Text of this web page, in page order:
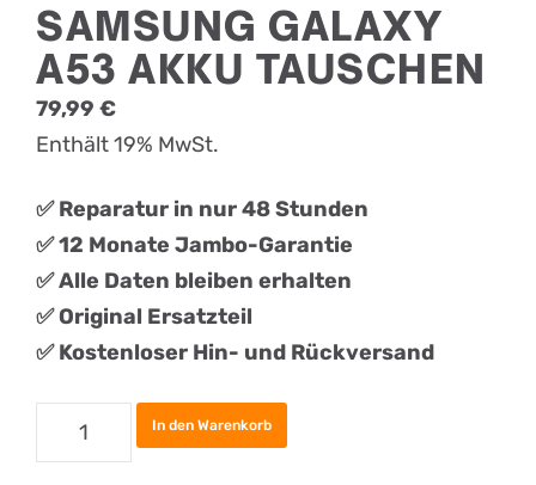
SAMSUNG GALAXY
A53 AKKU TAUSCHEN
79,99 €
Enthält 19% MwSt.
✅ Reparatur in nur 48 Stunden
✅ 12 Monate Jambo-Garantie
✅ Alle Daten bleiben erhalten
✅Original Ersatzteil
✅ Kostenloser Hin- und Rückversand
Samsung
Galaxy
In den Warenkorb